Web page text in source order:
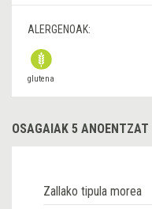
ALERGENOAK:
glutena
OSAGAIAK 5 ANOENTZAT
Zallako tipula morea